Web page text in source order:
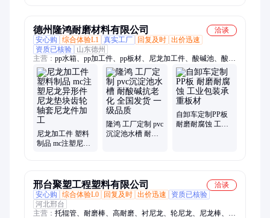
德州隆鸿耐磨材料有限公司
洽谈
安心购
综合体验L1 真实工厂 回复及时 出价迅速
资质已核验
山东德州
主营： pp水箱、pp加工件、pp板材、尼龙加工件、酸碱池、酸洗
槽、超高分子聚乙烯加工件、电镀箱、PE板材、打桩机锤垫、定
制pp电镀槽、PP通风管道、路基板、加工异型件、pp水箱养殖
池、储水箱、聚丙烯板、聚乙烯板、塑料焊接箱、PVC板材、塑
料加工件
尼龙加工件 塑料
制品 mc注塑尼龙
隆鸿 工厂定制 pvc
沉淀池水槽 耐酸
自卸车定制PP板
耐磨耐腐蚀 工业
邢台聚塑工程塑料有限公司
洽谈
安心购
综合体验L0 回复及时 出价迅速
资质已核验
河北邢台
主营： 托辊管、耐磨棒、高耐磨、衬尼龙、轮尼龙、尼龙棒、尼